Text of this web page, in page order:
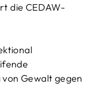
die CEDAW-
Gewalt gegen